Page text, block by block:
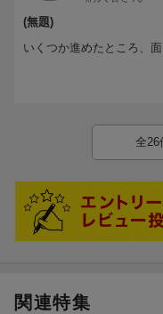
(無題)
いくつか進めたところ、
全26
関連特集